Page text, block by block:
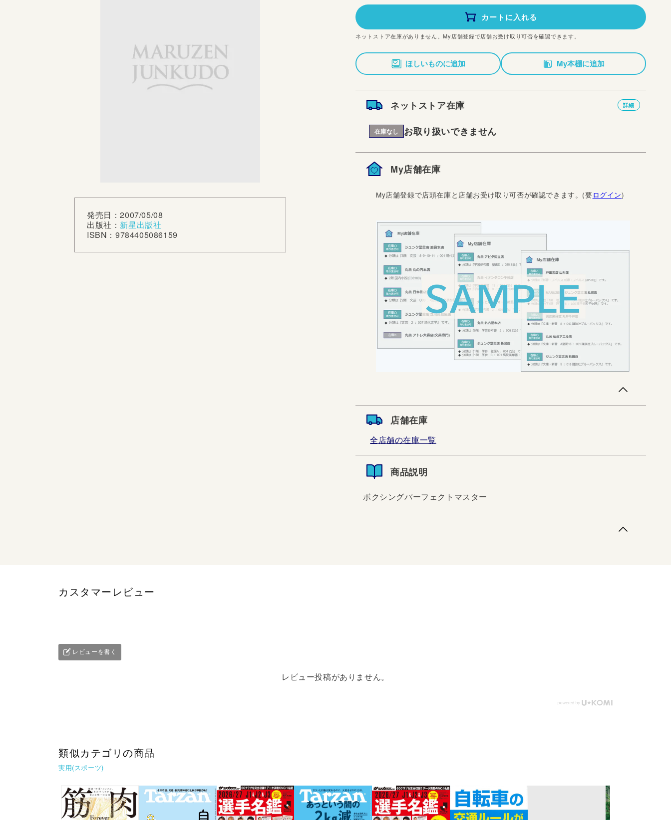
発売日：2007/05/08
出版社： 新星出版社
ISBN：9784405086159
価
格
カートに入れる
ネットストア在庫がありません。My店舗登録で店舗お受け取り可否を確認できます。
ほしいものに追加 My本棚に追加
ネットストア在庫 詳細
在庫なし お取り扱いできません
My店舗在庫
My店舗登録で店頭在庫と店舗お受け取り可否が確認できます。(要ログイン)
店舗在庫
全店舗の在庫一覧
商品説明
ボクシングパーフェクトマスター
カスタマーレビュー
レビューを書く
レビュー投稿がありません。
類似カテゴリの商品
実用(スポーツ)